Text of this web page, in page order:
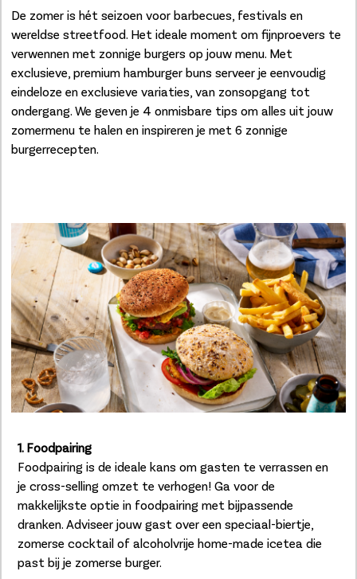
De zomer is hét seizoen voor barbecues, festivals en
wereldse streetfood. Het ideale moment om fijnproevers te
verwennen met zonnige burgers op jouw menu. Met
exclusieve, premium hamburger buns serveer je eenvoudig
eindeloze en exclusieve variaties, van zonsopgang tot
ondergang. We geven je 4 onmisbare tips om alles uit jouw
zomermenu te halen en inspireren je met 6 zonnige
burgerrecepten.
1. Foodpairing
Foodpairing is de ideale kans om gasten te verrassen en
je cross-selling omzet te verhogen! Ga voor de
makkelijkste optie in foodpairing met bijpassende
dranken. Adviseer jouw gast over een speciaal-biertje,
zomerse cocktail of alcoholvrije home-made icetea die
past bij je zomerse burger.